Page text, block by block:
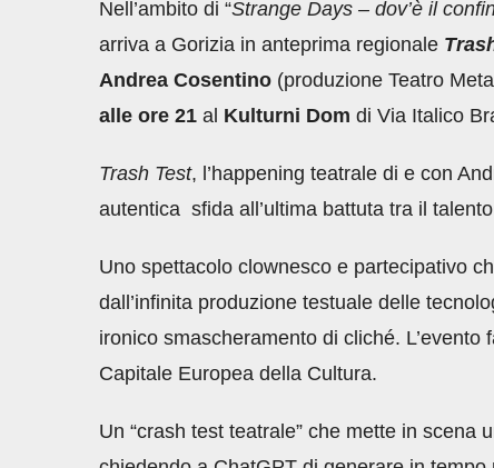
Nell’ambito di “Strange Days – dov’è il
arriva a Gorizia in anteprima regionale
Andrea Cosentino (produzione Teatro
alle ore 21 al Kulturni Dom di Via Italico
Trash Test, l’happening teatrale di e con
autentica sfida all’ultima battuta tra il
Uno spettacolo clownesco e partecipativo
dall’infinita produzione testuale delle
ironico smascheramento di cliché.
Capitale Europea della Cultura.
Un “crash test teatrale” che mette in scena